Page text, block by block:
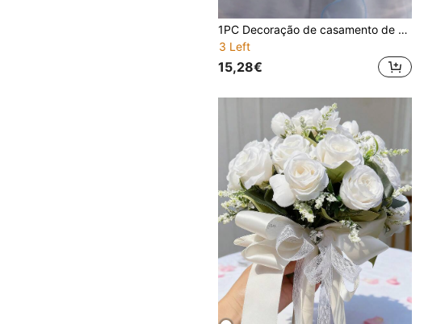
1PC Decoração de casamento de dama de honra, buquês artificiais de rosas, decoração de festa de casamento, flores falsas realistas, chá de panela, buquê de arremesso de casamento, buquê de noiva para cerimônia de casamento, aniversário, dia dos namorados
3 Left
15,28€